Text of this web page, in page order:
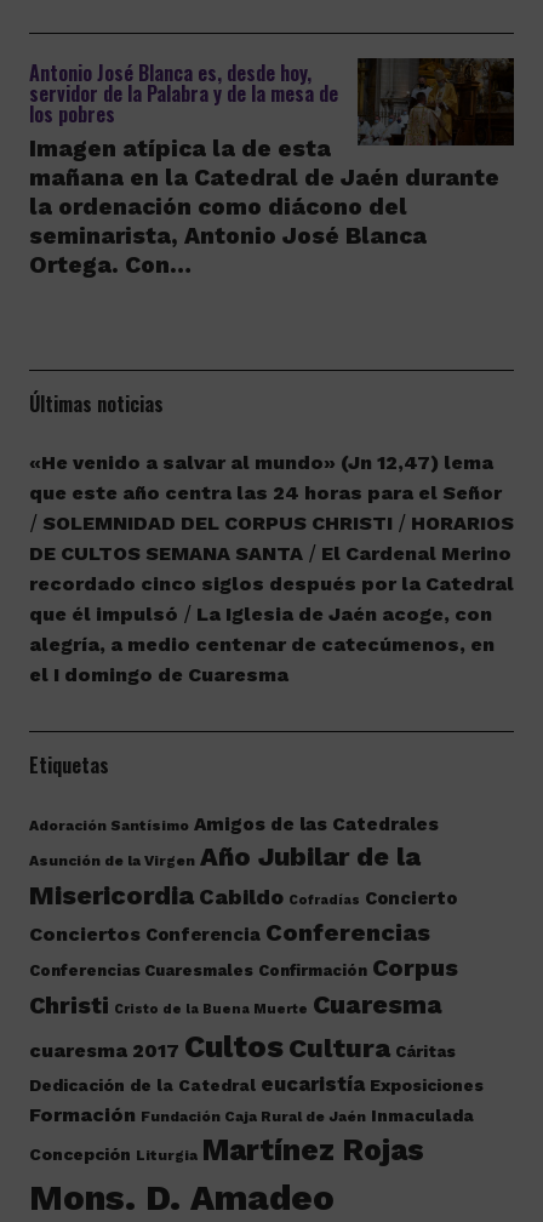
Antonio José Blanca es, desde hoy,
servidor de la Palabra y de la mesa de
los pobres
Imagen atípica la de esta
mañana en la Catedral de Jaén durante
la ordenación como diácono del
seminarista, Antonio José Blanca
Ortega. Con…
Últimas noticias
«He venido a salvar al mundo» (Jn 12,47) lema
que este año centra las 24 horas para el Señor
SOLEMNIDAD DEL CORPUS CHRISTI
HORARIOS
DE CULTOS SEMANA SANTA
El Cardenal Merino
recordado cinco siglos después por la Catedral
que él impulsó
La Iglesia de Jaén acoge, con
alegría, a medio centenar de catecúmenos, en
el I domingo de Cuaresma
Etiquetas
Adoración Santísimo Amigos de las Catedrales
Asunción de la Virgen Año Jubilar de la
Misericordia Cabildo Cofradías Concierto
Conciertos Conferencia Conferencias
Conferencias Cuaresmales Confirmación Corpus
Christi Cristo de la Buena Muerte Cuaresma
cuaresma 2017 Cultos Cultura Cáritas
Dedicación de la Catedral eucaristía Exposiciones
Formación Fundación Caja Rural de Jaén Inmaculada
Concepción Liturgia Martínez Rojas
Mons. D. Amadeo